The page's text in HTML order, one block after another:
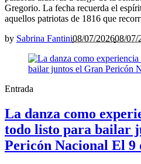
Gregorio. La fecha recuerda el
aquellos patriotas de 1816 que
by Sabrina Fantini08/07/202608/07/
Entrada
La danza como
todo listo para bailar
Pericón Nacional El 9